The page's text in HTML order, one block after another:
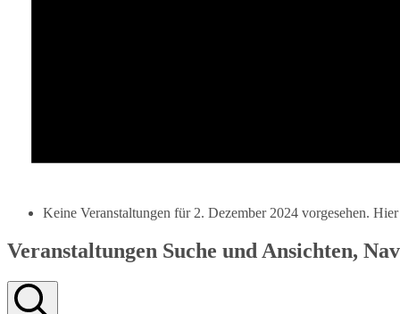
Keine Veranstaltungen für 2. Dezember 2024 vorgesehen.
Veranstaltungen Suche und Ansichten,